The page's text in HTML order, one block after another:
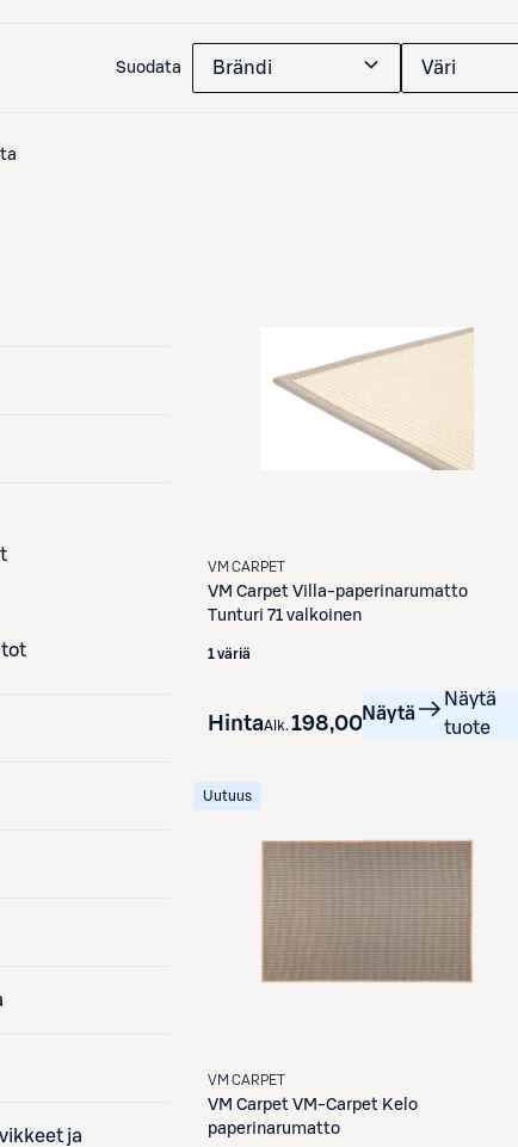
Suodata Brändi Väri
ja
VM CARPET
VM Carpet Villa-paperinarumatto
Tunturi 71 valkoinen
1 väriä
HintaAlk. 198,00 €Näytä
Näytä
tuote
Uutuus
VM CARPET
VM Carpet VM-Carpet Kelo
paperinarumatto